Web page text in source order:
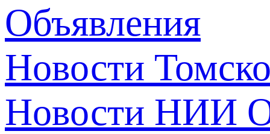
Объявления
Новости
Новости НИИ